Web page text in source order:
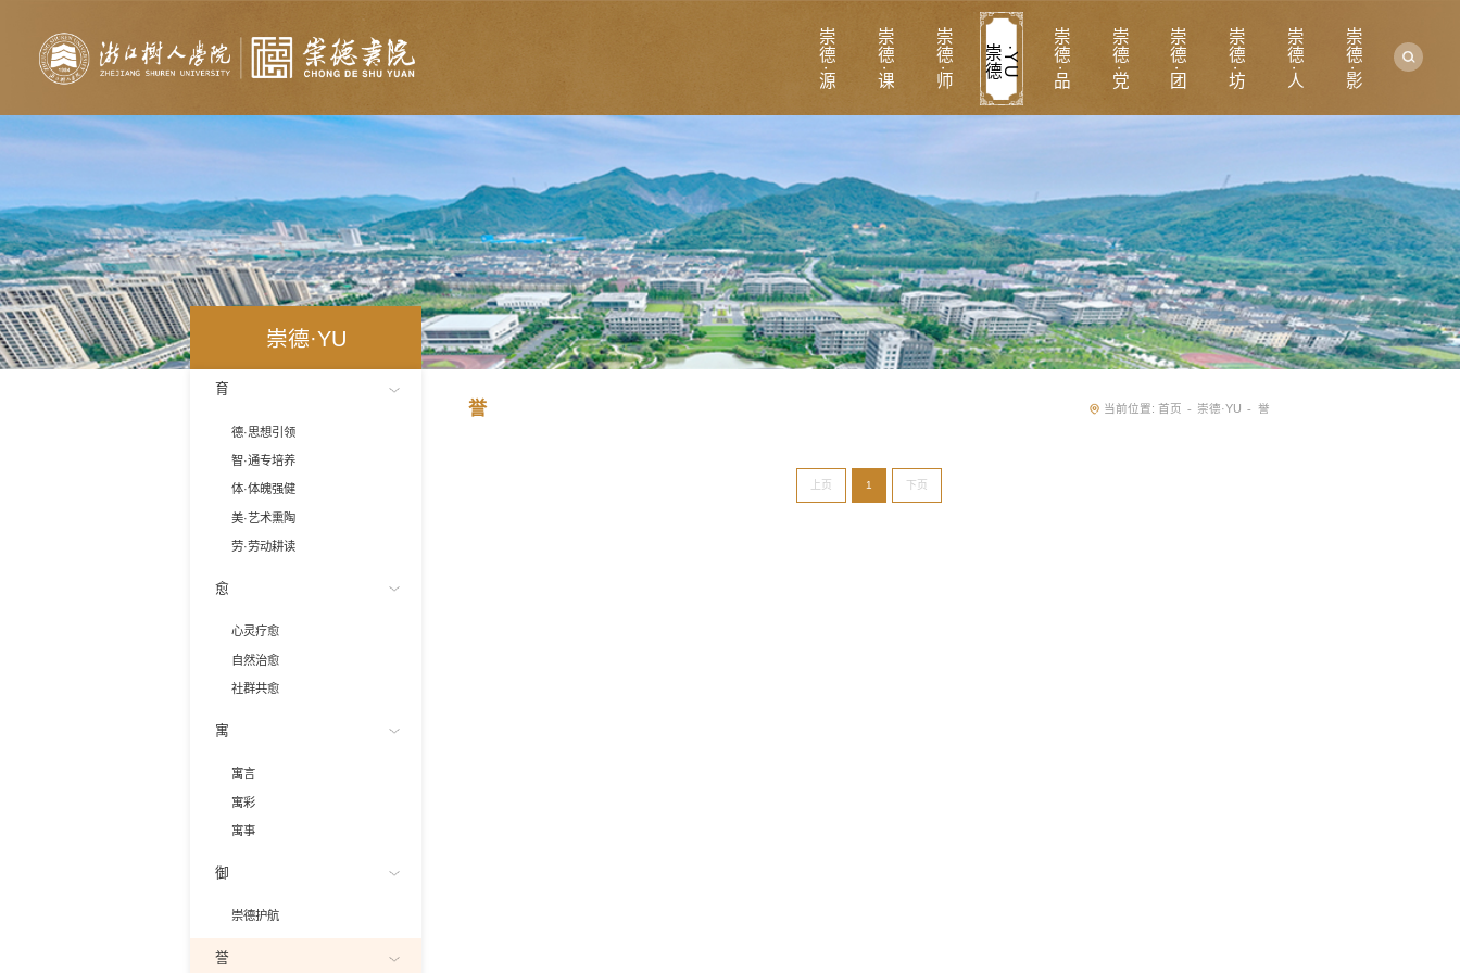
崇德·源 崇德·课 崇德·师 崇
德
·
YU 崇德·品 崇德·党 崇德·团 崇德·坊 崇德·人 崇德·影
崇德·YU
育
德·思想引领
智·通专培养
体·体魄强健
美·艺术熏陶
劳·劳动耕读
愈
心灵疗愈
自然治愈
社群共愈
寓
寓言
寓彩
寓事
御
崇德护航
誉
誉 当前位置: 首页 - 崇德·YU - 誉
上页 1 下页